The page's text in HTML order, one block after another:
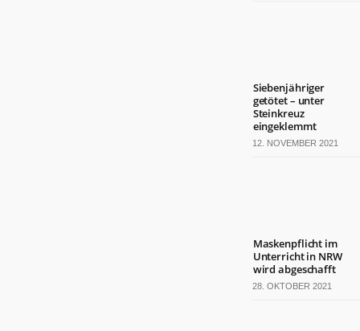
Siebenjähriger
getötet – unter
Steinkreuz
eingeklemmt
12. NOVEMBER 2021
Maskenpflicht im
Unterricht in NRW
wird abgeschafft
28. OKTOBER 2021